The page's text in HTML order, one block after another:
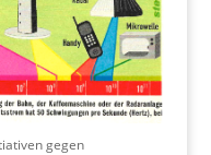
gegen